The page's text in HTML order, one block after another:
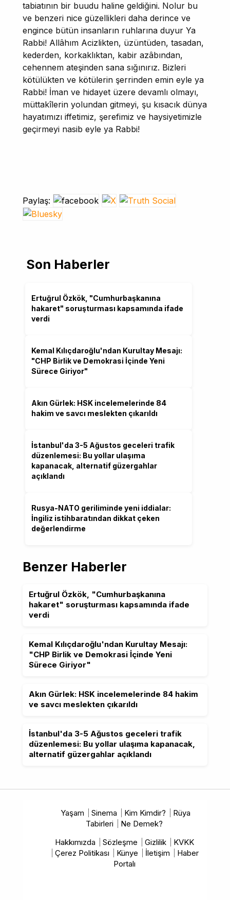
tabiatının bir buudu haline geldiğini. Nolur bu
ve benzeri nice güzellikleri daha derince ve
engince bütün insanların ruhlarına duyur Ya
Rabbi! Allâhım Acizlikten, üzüntüden, tasadan,
kederden, korkaklıktan, kabir azâbından,
cehennem ateşinden sana sığınırız. Bizleri
kötülükten ve kötülerin şerrinden emin eyle ya
Rabbi! İman ve hidayet üzere devamlı olmayı,
müttakîlerin yolundan gitmeyi, şu kısacık dünya
hayatımızı iffetimiz, şerefimiz ve haysiyetimizle
geçirmeyi nasib eyle ya Rabbi!
Paylaş:
Son Haberler
Ertuğrul Özkök, "Cumhurbaşkanına
hakaret" soruşturması kapsamında ifade
verdi
Kemal Kılıçdaroğlu'ndan Kurultay Mesajı:
"CHP Birlik ve Demokrasi İçinde Yeni
Sürece Giriyor"
Akın Gürlek: HSK incelemelerinde 84
hakim ve savcı meslekten çıkarıldı
İstanbul'da 3-5 Ağustos geceleri trafik
düzenlemesi: Bu yollar ulaşıma
kapanacak, alternatif güzergahlar
açıklandı
Rusya-NATO geriliminde yeni iddialar:
İngiliz istihbaratından dikkat çeken
değerlendirme
Benzer Haberler
Ertuğrul Özkök, "Cumhurbaşkanına
hakaret" soruşturması kapsamında ifade
verdi
Kemal Kılıçdaroğlu'ndan Kurultay Mesajı:
"CHP Birlik ve Demokrasi İçinde Yeni
Sürece Giriyor"
Akın Gürlek: HSK incelemelerinde 84 hakim
ve savcı meslekten çıkarıldı
İstanbul'da 3-5 Ağustos geceleri trafik
düzenlemesi: Bu yollar ulaşıma kapanacak,
alternatif güzergahlar açıklandı
Yaşam Sinema Kim Kimdir?
Rüya
Tabirleri
Ne Demek?
Hakkımızda
Sözleşme Gizlilik
KVKK
Çerez Politikası
Künye İletişim
Haber
Portalı